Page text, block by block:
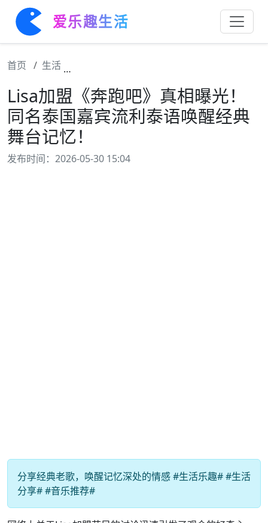
爱乐趣生活
首页 生活
Lisa加盟《奔跑吧》真相曝光！
同名泰国嘉宾流利泰语唤醒经典
舞台记忆！
发布时间：2026-05-30 15:04
分享经典老歌，唤醒记忆深处的情感 #生活乐趣# #生活
分享# #音乐推荐#